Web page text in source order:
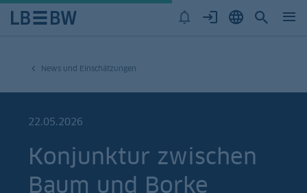
News und Einschätzungen
22.05.2026
Konjunktur zwischen
Baum und Borke